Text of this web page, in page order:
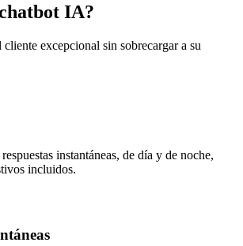
IA?
excepcional sin sobrecargar a su
instantáneas, de día y de noche,
incluidos.